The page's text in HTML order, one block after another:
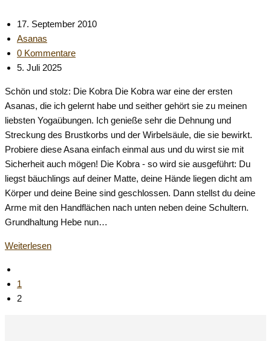
werden
Beitrag
veröffentlicht:
17. September 2010
Beitrags-
Kategorie:
Asanas
Beitrags-
Kommentare:
0 Kommentare
Beitrag
geändert
am:
5. Juli 2025
Schön und stolz: Die Kobra Die Kobra war eine der ersten
Asanas, die ich gelernt habe und seither gehört sie zu meinen
liebsten Yogaübungen. Ich genieße sehr die Dehnung und
Streckung des Brustkorbs und der Wirbelsäule, die sie bewirkt.
Probiere diese Asana einfach einmal aus und du wirst sie mit
Sicherheit auch mögen! Die Kobra - so wird sie ausgeführt: Du
liegst bäuchlings auf deiner Matte, deine Hände liegen dicht am
Körper und deine Beine sind geschlossen. Dann stellst du deine
Arme mit den Handflächen nach unten neben deine Schultern.
Grundhaltung Hebe nun…
WeiterlesenDie
vorherigen
Seite
1
2